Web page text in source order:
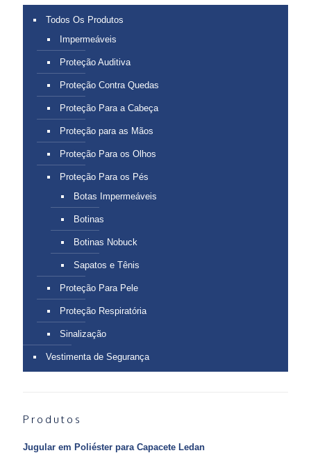
Todos Os Produtos
Impermeáveis
Proteção Auditiva
Proteção Contra Quedas
Proteção Para a Cabeça
Proteção para as Mãos
Proteção Para os Olhos
Proteção Para os Pés
Botas Impermeáveis
Botinas
Botinas Nobuck
Sapatos e Tênis
Proteção Para Pele
Proteção Respiratória
Sinalização
Vestimenta de Segurança
Produtos
Jugular em Poliéster para Capacete Ledan